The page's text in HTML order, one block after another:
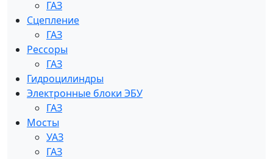
ГАЗ
Сцепление
ГАЗ
Рессоры
ГАЗ
Гидроцилиндры
Электронные блоки ЭБУ
ГАЗ
Мосты
УАЗ
ГАЗ